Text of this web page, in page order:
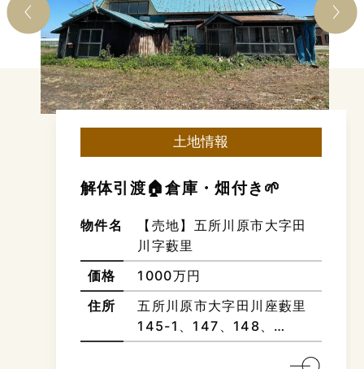
土地情報
子育て世帯に人気の一ツ谷地区
👪!! 中央小・第一中学校学区
🏫 スーパー徒歩10分圏内🛒
【建築条件付売地】五所川
原市字一ツ谷515-19
価格
710万円
青森県五所川原市字一ツ谷